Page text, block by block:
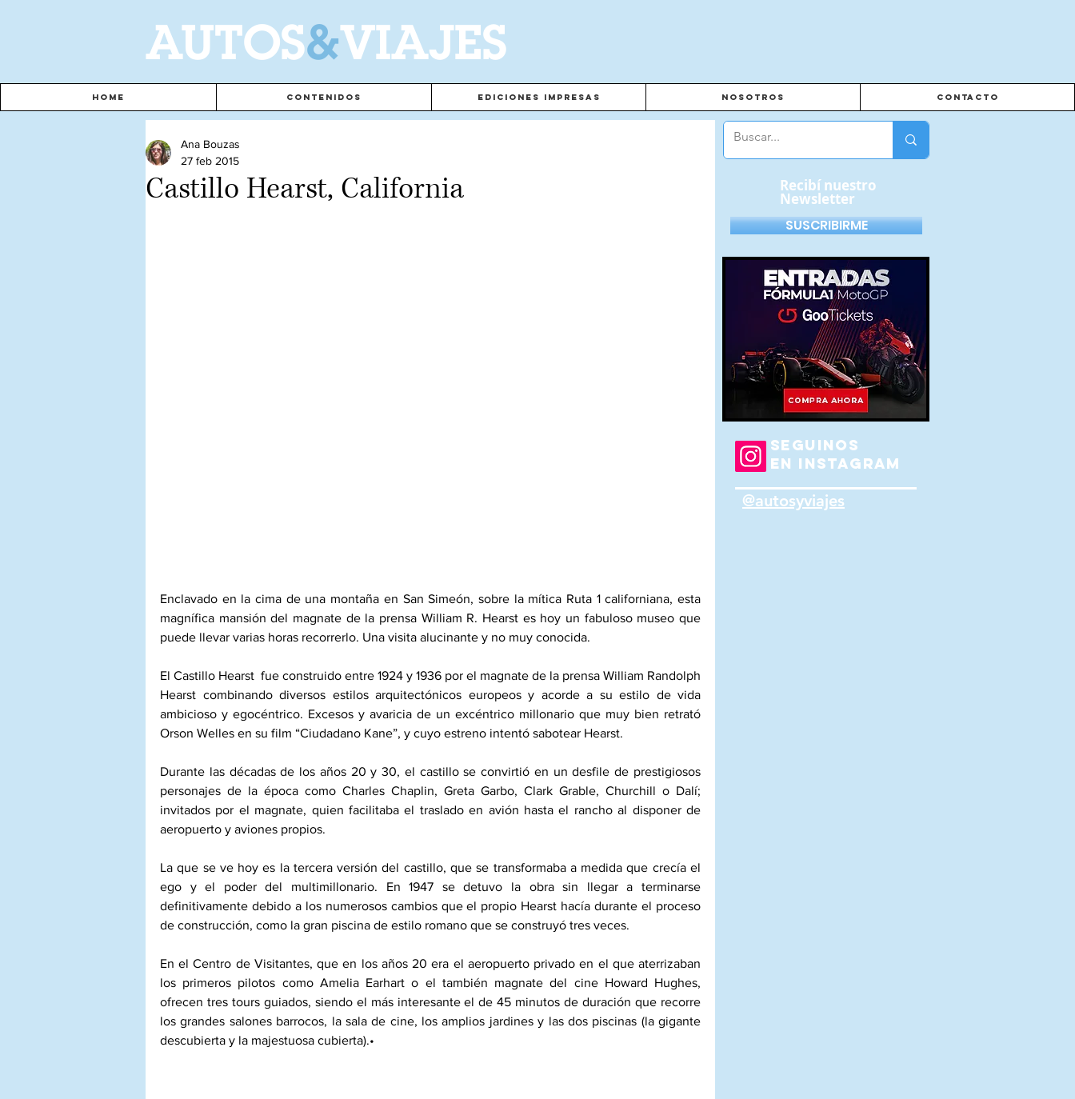
AUTOS&VIAJES
Home Contenidos Ediciones Impresas Nosotros Contacto
Castillo Hearst, California
Ana Bouzas
27 feb 2015
Enclavado en la cima de una montaña en San Simeón, sobre la mítica Ruta 1 californiana, esta
magnífica mansión del magnate de la prensa William R. Hearst es hoy un fabuloso museo que
puede llevar varias horas recorrerlo. Una visita alucinante y no muy conocida.
El Castillo Hearst  fue construido entre 1924 y 1936 por el magnate de la prensa William Randolph
Hearst combinando diversos estilos arquitectónicos europeos y acorde a su estilo de vida
ambicioso y egocéntrico. Excesos y avaricia de un excéntrico millonario que muy bien retrató
Orson Welles en su film “Ciudadano Kane”, y cuyo estreno intentó sabotear Hearst.
Durante las décadas de los años 20 y 30, el castillo se convirtió en un desfile de prestigiosos
personajes de la época como Charles Chaplin, Greta Garbo, Clark Grable, Churchill o Dalí;
invitados por el magnate, quien facilitaba el traslado en avión hasta el rancho al disponer de
aeropuerto y aviones propios.
La que se ve hoy es la tercera versión del castillo, que se transformaba a medida que crecía el
ego y el poder del multimillonario. En 1947 se detuvo la obra sin llegar a terminarse
definitivamente debido a los numerosos cambios que el propio Hearst hacía durante el proceso
de construcción, como la gran piscina de estilo romano que se construyó tres veces.
En el Centro de Visitantes, que en los años 20 era el aeropuerto privado en el que aterrizaban
los primeros pilotos como Amelia Earhart o el también magnate del cine Howard Hughes,
ofrecen tres tours guiados, siendo el más interesante el de 45 minutos de duración que recorre
los grandes salones barrocos, la sala de cine, los amplios jardines y las dos piscinas (la gigante
descubierta y la majestuosa cubierta).•
SEGUINOS
EN INSTAGRAM
@autosyviajes
Recibí nuestro
Newsletter
SUSCRIBIRME